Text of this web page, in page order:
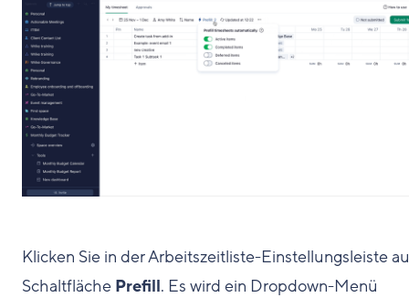
Klicken Sie in der Arbeitszeitliste-Einstellungsleiste
Schaltfläche Prefill. Es wird ein Dropdown-Menü